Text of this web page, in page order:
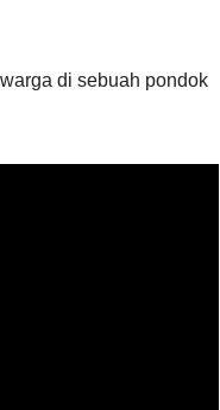
di sebuah pondok